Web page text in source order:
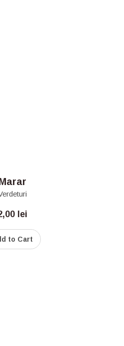
lei
to Cart